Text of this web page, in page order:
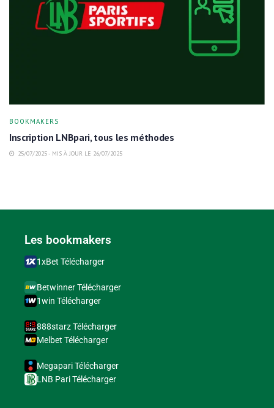
BOOKMAKERS
Inscription LNBpari, tous les méthodes
25/07/2025 - MIS À JOUR LE 26/07/2025
Les bookmakers
1xBet Télécharger
Betwinner Télécharger
1win Télécharger
888starz Télécharger
Melbet Télécharger
Megapari Télécharger
LNB Pari Télécharger